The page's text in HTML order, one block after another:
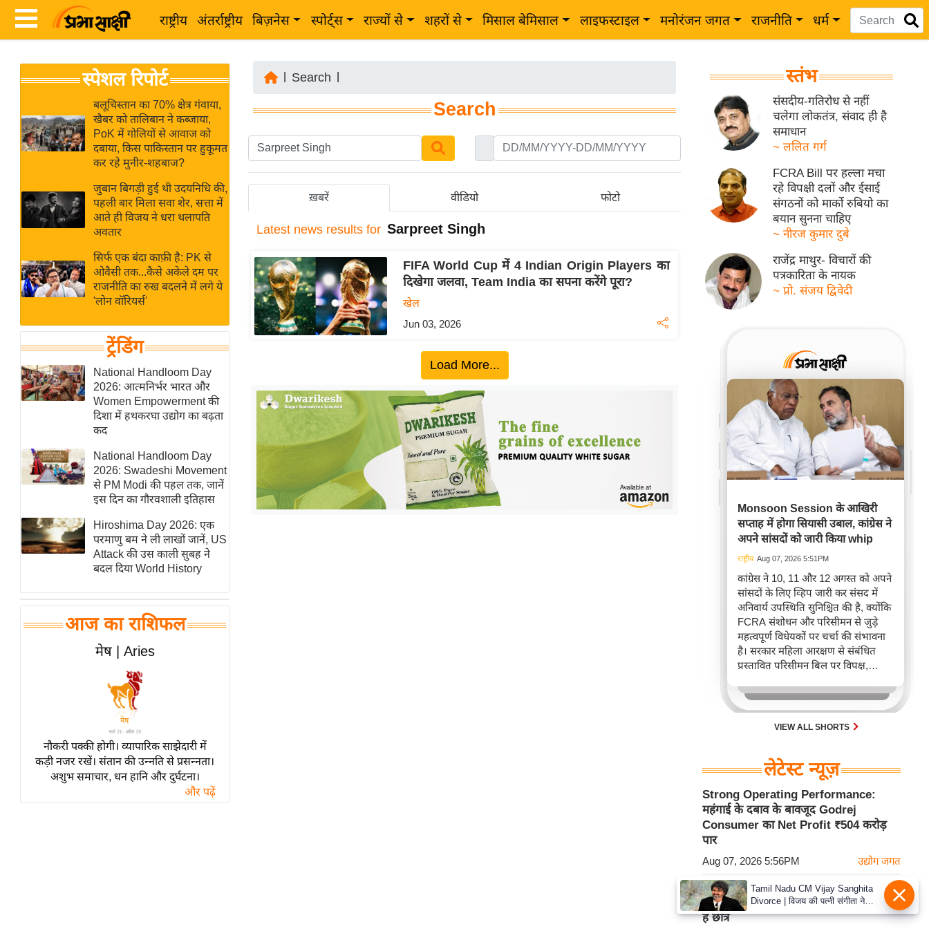
राष्ट्रीय अंतर्राष्ट्रीय बिज़नेस स्पोर्ट्स राज्यों से शहरों से मिसाल बेमिसाल लाइफस्टाइल मनोरंजन जगत राजनीति धर्म
News
Hindi
Hindi
Live
News in
Hindi
News
Hindi
Videos
ब
र
अंतर्राष्ट्रीय
बिज़नेस
उद्योग
विशेषज्ञ
राय
खेल
क्रिकेट
IPL
2026
मिसाल बेमिसाल
शख्सियत
यंग इंडिया
साहित्य जगत
ऑटो वर्ल्ड
न्यूज ब्रीफ
बॉलीवुड
हॉलीवुड
फिल्म समीक्षा
लाइफस्टाइल
टेक्नॉलॉजी
ब्यूटी/फैशन
घरेलू नुस्खे
स्पेशल रिपोर्ट
बलूचिस्तान का 70% क्षेत्र गंवाया,
खैबर को तालिबान ने कब्जाया,
PoK में गोलियों से आवाज को
दबाया, किस पाकिस्तान पर हुकूमत
कर रहे मुनीर-शहबाज?
जुबान बिगड़ी हुई थी उदयनिधि की,
पहली बार मिला सवा शेर, सत्ता में
आते ही विजय ने धरा थलापति
अवतार
सिर्फ एक बंदा काफ़ी है: PK से
ओवैसी तक...कैसे अकेले दम पर
राजनीति का रुख बदलने में लगे ये
'लोन वॉरियर्स'
ट्रेंडिंग
National Handloom Day
2026: आत्मनिर्भर भारत और
Women Empowerment की
दिशा में हथकरघा उद्योग का बढ़ता
कद
National Handloom Day
2026: Swadeshi Movement
से PM Modi की पहल तक, जानें
इस दिन का गौरवशाली इतिहास
Hiroshima Day 2026: एक
परमाणु बम ने ली लाखों जानें, US
Attack की उस काली सुबह ने
बदल दिया World History
आज का राशिफल
मेष | Aries
नौकरी पक्की होगी। व्यापारिक साझेदारी में
कड़ी नजर रखें। संतान की उन्नति से प्रसन्नता।
अशुभ समाचार, धन हानि और दुर्घटना।
और पढ़ें
Search
Search
ख़बरें वीडियो फोटो
Latest news results for Sarpreet Singh
FIFA World Cup में 4 Indian Origin Players का
दिखेगा जलवा, Team India का सपना करेंगे पूरा?
खेल
Jun 03, 2026
Load More...
स्तंभ
संसदीय-गतिरोध से नहीं
चलेगा लोकतंत्र, संवाद ही है
समाधान
~ ललित गर्ग
FCRA Bill पर हल्ला मचा
रहे विपक्षी दलों और ईसाई
संगठनों को मार्को रुबियो का
बयान सुनना चाहिए
~ नीरज कुमार दुबे
राजेंद्र माथुर- विचारों की
पत्रकारिता के नायक
~ प्रो. संजय द्विवेदी
Monsoon Session के आखिरी
सप्ताह में होगा सियासी उबाल, कांग्रेस ने
अपने सांसदों को जारी किया whip
राष्ट्रीय Aug 07, 2026 5:51PM
कांग्रेस ने 10, 11 और 12 अगस्त को अपने
सांसदों के लिए व्हिप जारी कर संसद में
अनिवार्य उपस्थिति सुनिश्चित की है, क्योंकि
FCRA संशोधन और परिसीमन से जुड़े
महत्वपूर्ण विधेयकों पर चर्चा की संभावना
है। सरकार महिला आरक्षण से संबंधित
प्रस्तावित परिसीमन बिल पर विपक्ष,
का समर्थन जुटाने की कोशिश कर रही है,
जिससे आगामी संसदीय सत्र में अहम
राजनीतिक टकराव अपेक्षित है।
VIEW ALL SHORTS
लेटेस्ट न्यूज़
Strong Operating Performance:
महंगाई के दबाव के बावजूद Godrej
Consumer का Net Profit ₹504 करोड़
पार
Aug 07, 2026 5:56PM उद्योग जगत
NHRC ने MP Government से मांगी
रिपोर्ट, विदिशा में बेतवा नदी पार कर स्कूल जाते
हैं छात्र
Tamil Nadu CM Vijay Sanghita
Divorce | विजय की पत्नी संगीता ने
वापस ली तलाक की अर्जी, कोर्ट ने मामले